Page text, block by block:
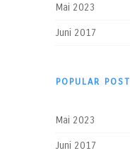
Mai 2023
Juni 2017
POPULAR POST
Mai 2023
Juni 2017